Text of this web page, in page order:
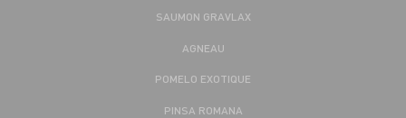
SAUMON GRAVLAX
AGNEAU
POMELO EXOTIQUE
PINSA ROMANA